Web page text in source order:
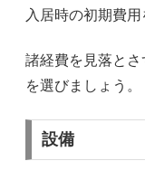
入居時の初期費
諸経費を見落と
を選びましょう。
設備